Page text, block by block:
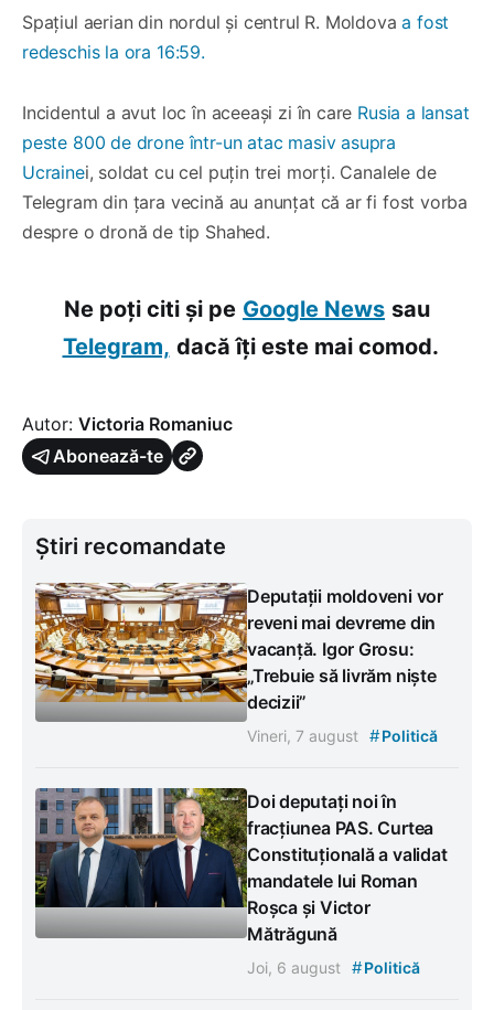
Spațiul aerian din nordul și centrul R. Moldovaa fost
redeschis la ora 16:59.
Incidentul a avut loc în aceeași zi în care Rusia a lansat
peste 800 de drone într-un atac masiv asupra
Ucrainei, soldat cu cel puțin trei morți. Canalele de
Telegram din țara vecină au anunțat că ar fi fost vorba
despre o dronă de tip Shahed.
Ne poți citi și pe Google News sau
Telegram, dacă îți este mai comod.
Autor: Victoria Romaniuc
Abonează-te
Știri recomandate
Deputații moldoveni vor
reveni mai devreme din
vacanță. Igor Grosu:
„Trebuie să livrăm niște
decizii”
Vineri, 7 august #Politică
Doi deputați noi în
fracțiunea PAS. Curtea
Constituțională a validat
mandatele lui Roman
Roșca și Victor
Mătrăgună
Joi, 6 august #Politică